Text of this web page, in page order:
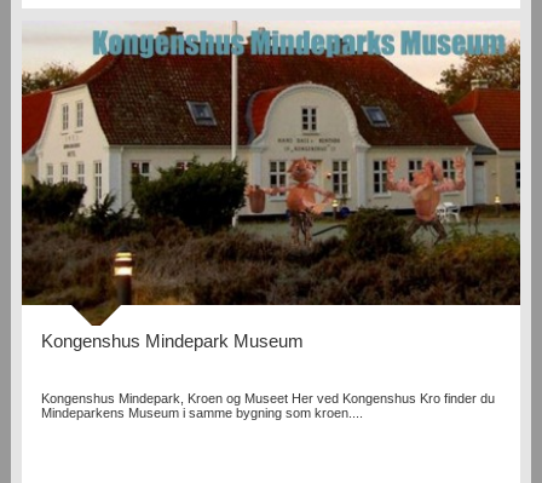
Kongenshus Mindepark Museum
Kongenshus Mindepark, Kroen og Museet Her ved Kongenshus Kro finder du
Mindeparkens Museum i samme bygning som kroen....